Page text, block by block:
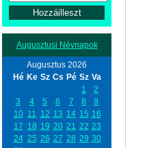
Augusztusi Névnapok
Augusztus 2026
Hé Ke Sz Cs Pé Sz Va
1
2
3
4 5 6 7 8
9
10 11 12 13 14 15 16
17 18 19 20 21 22 23
24 25 26 27 28 29 30